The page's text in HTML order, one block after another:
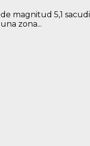
magnitud 5,1
zona...